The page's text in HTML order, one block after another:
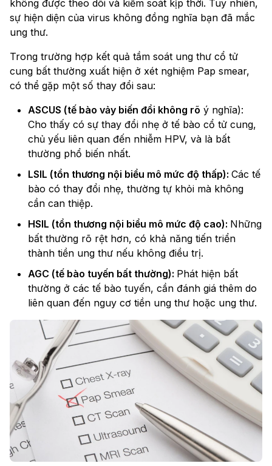
không được theo dõi và kiểm soát kịp thời. Tuy nhiên,
sự hiện diện của virus không đồng nghĩa bạn đã mắc
ung thư.
Trong trường hợp kết quả tầm soát ung thư cổ tử
cung bất thường xuất hiện ở xét nghiệm Pap smear,
có thể gặp một số thay đổi sau:
ASCUS (tế bào vảy biến đổi không rõ ý nghĩa):
Cho thấy có sự thay đổi nhẹ ở tế bào cổ tử cung,
chủ yếu liên quan đến nhiễm HPV, và là bất
thường phổ biến nhất.
LSIL (tổn thương nội biểu mô mức độ thấp): Các tế
bào có thay đổi nhẹ, thường tự khỏi mà không
cần can thiệp.
HSIL (tổn thương nội biểu mô mức độ cao): Những
bất thường rõ rệt hơn, có khả năng tiến triển
thành tiền ung thư nếu không điều trị.
AGC (tế bào tuyến bất thường): Phát hiện bất
thường ở các tế bào tuyến, cần đánh giá thêm do
liên quan đến nguy cơ tiền ung thư hoặc ung thư.